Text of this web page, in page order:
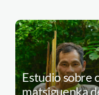
Estudio sobre
matsiguenka